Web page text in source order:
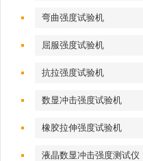
弯曲强度试验机
屈服强度试验机
抗拉强度试验机
数显冲击强度试验机
橡胶拉伸强度试验机
液晶数显冲击强度测试仪